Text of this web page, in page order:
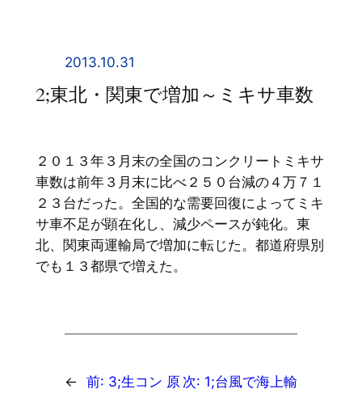
2013.10.31
2;東北・関東で増加～ミキサ車数
２０１３年３月末の全国のコンクリートミキサ
車数は前年３月末に比べ２５０台減の４万７１
２３台だった。全国的な需要回復によってミキ
サ車不足が顕在化し、減少ペースが鈍化。東
北、関東両運輸局で増加に転じた。都道府県別
でも１３都県で増えた。
← 前: 3;生コン 原 次: 1;台風で海上輸